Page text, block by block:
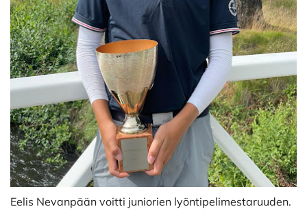
Eelis Nevanpään voitti juniorien lyöntipelimestaruuden.